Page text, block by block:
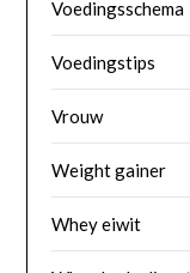
Voedingsschema
Voedingstips
Vrouw
Weight gainer
Whey eiwit